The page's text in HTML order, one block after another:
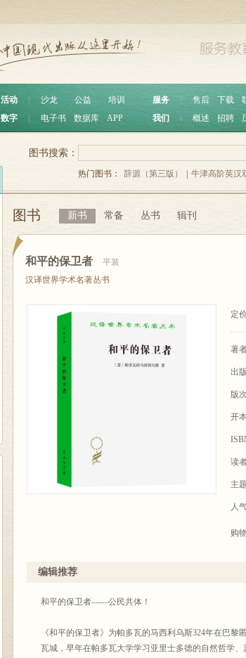
活动 沙龙 公益
培训
数字
电子书 数据库 APP
服务 ︱ 售后 下载
我们
概述 招聘
图书搜索：
热门图书： 辞源（第三版） 牛津高阶英汉
图书 新书 常备 丛书 辑刊
和平的保卫者
平装
汉译世界学术名著丛书
定
著
出
版
开
读
主
人
购
编辑推荐
和平的保卫者——公民共体！
《和平的保卫者》为帕多瓦的马西利乌斯324年在巴
瓦城，早年在帕多瓦大学学习亚里士多德的自然哲学